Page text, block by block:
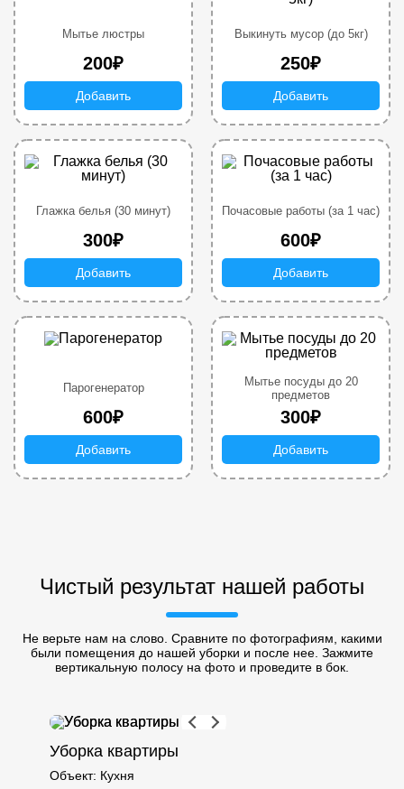
Мытье люстры
200₽
Добавить
Выкинуть мусор (до 5кг)
250₽
Добавить
Глажка белья (30 минут)
300₽
Добавить
Почасовые работы (за 1 час)
600₽
Добавить
Парогенератор
600₽
Добавить
Мытье посуды до 20
предметов
300₽
Добавить
Чистый результат нашей работы
Не верьте нам на слово. Сравните по фотографиям, какими
были помещения до нашей уборки и после нее. Зажмите
вертикальную полосу на фото и проведите в бок.
Уборка квартиры
Объект: Кухня